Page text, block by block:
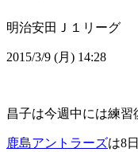
明治安田Ｊ１リーグ
2015/3/9 (月) 14:28
昌子は今週中には練習
鹿島アントラーズは8